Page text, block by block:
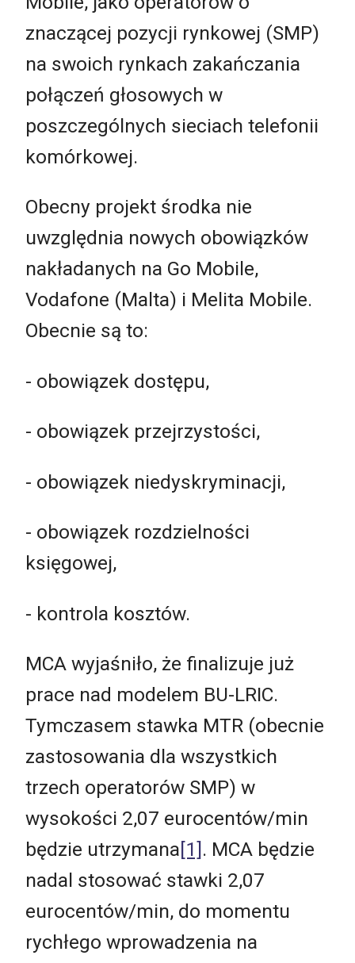
znaczącej pozycji rynkowej (SMP)
na swoich rynkach zakańczania
połączeń głosowych w
poszczególnych sieciach telefonii
komórkowej.
Obecny projekt środka nie
uwzględnia nowych obowiązków
nakładanych na Go Mobile,
Vodafone (Malta) i Melita Mobile.
Obecnie są to:
- obowiązek dostępu,
- obowiązek przejrzystości,
- obowiązek niedyskryminacji,
- obowiązek rozdzielności
księgowej,
- kontrola kosztów.
MCA wyjaśniło, że finalizuje już
prace nad modelem BU-LRIC.
Tymczasem stawka MTR (obecnie
zastosowania dla wszystkich
trzech operatorów SMP) w
wysokości 2,07 eurocentów/min
będzie utrzymana[1] . MCA będzie
nadal stosować stawki 2,07
eurocentów/min, do momentu
rychłego wprowadzenia na